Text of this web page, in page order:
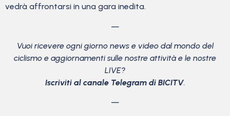
vedrà affrontarsi in una gara inedita.
—
Vuoi ricevere ogni giorno news e video dal mondo del
ciclismo e aggiornamenti sulle nostre attività e le nostre
LIVE?
Iscriviti al canale Telegram di BICITV.
—